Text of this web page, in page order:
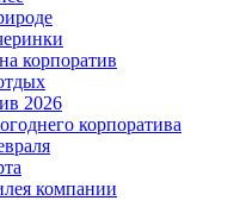
корпоратив
2026
корпоратива
компании